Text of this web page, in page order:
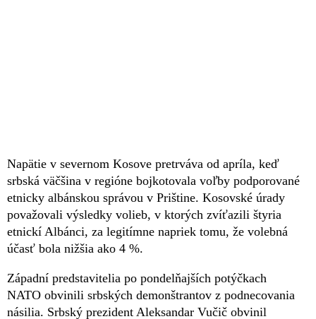
Napätie v severnom Kosove pretrváva od apríla, keď
srbská väčšina v regióne bojkotovala voľby podporované
etnicky albánskou správou v Prištine. Kosovské úrady
považovali výsledky volieb, v ktorých zvíťazili štyria
etnickí Albánci, za legitímne napriek tomu, že volebná
účasť bola nižšia ako 4 %.
Západní predstavitelia po pondelňajších potýčkach
NATO obvinili srbských demonštrantov z podnecovania
násilia. Srbský prezident Aleksandar Vučič obvinil